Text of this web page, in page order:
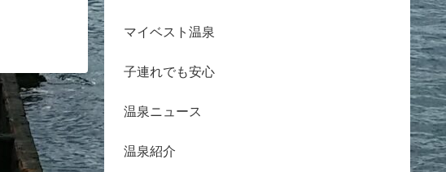
マイベスト温泉
子連れでも安心
温泉ニュース
温泉紹介